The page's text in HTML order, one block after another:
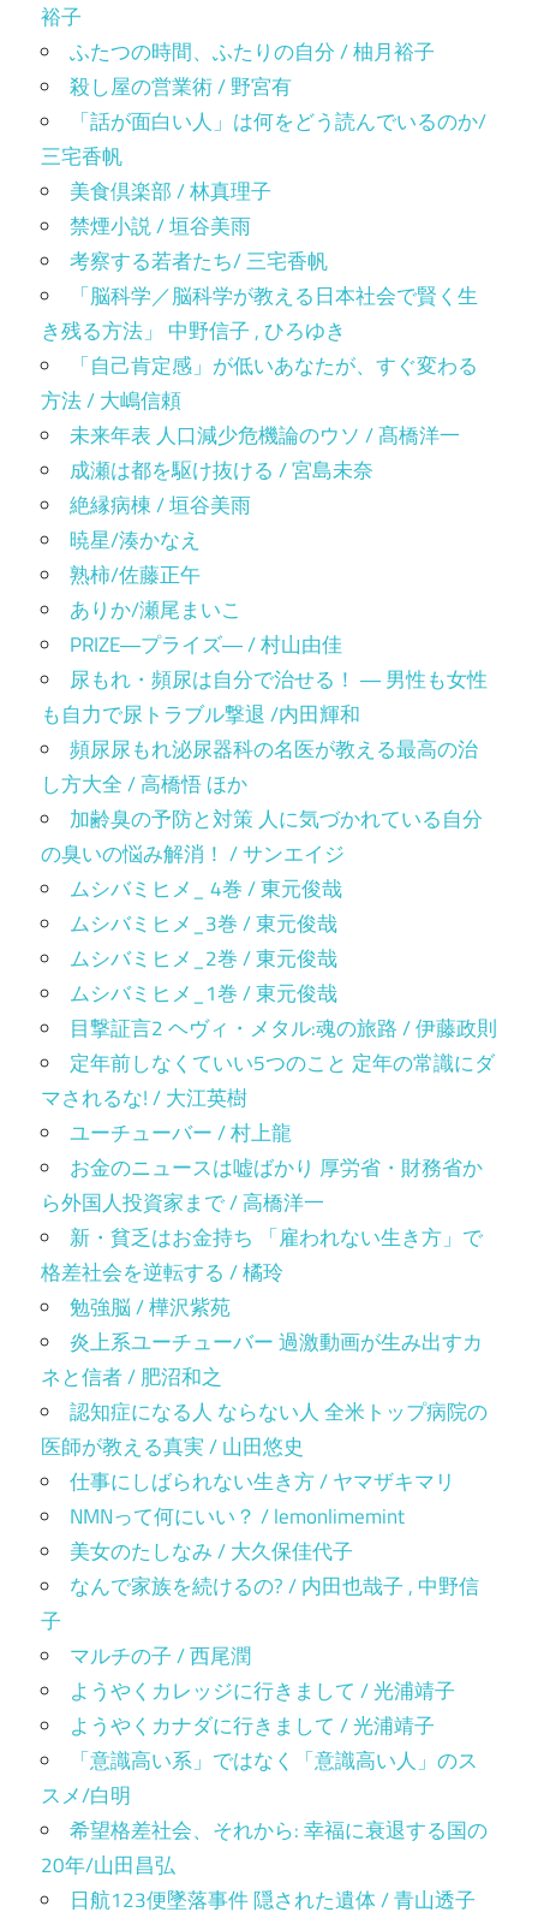
裕子
ふたつの時間、ふたりの自分 / 柚月裕子
殺し屋の営業術 / 野宮有
「話が面白い人」は何をどう読んでいるのか/
三宅香帆
美食倶楽部 / 林真理子
禁煙小説 / 垣谷美雨
考察する若者たち/ 三宅香帆
「脳科学／脳科学が教える日本社会で賢く生
き残る方法」 中野信子 , ひろゆき
「自己肯定感」が低いあなたが、すぐ変わる
方法 / 大嶋信頼
未来年表 人口減少危機論のウソ / 髙橋洋一
成瀬は都を駆け抜ける / 宮島未奈
絶縁病棟 / 垣谷美雨
暁星/湊かなえ
熟柿/佐藤正午
ありか/瀬尾まいこ
PRIZE―プライズ― / 村山由佳
尿もれ・頻尿は自分で治せる！ ― 男性も女性
も自力で尿トラブル撃退 /内田輝和
頻尿尿もれ泌尿器科の名医が教える最高の治
し方大全 / 高橋悟 ほか
加齢臭の予防と対策 人に気づかれている自分
の臭いの悩み解消！ / サンエイジ
ムシバミヒメ_ 4巻 / 東元俊哉
ムシバミヒメ_3巻 / 東元俊哉
ムシバミヒメ_2巻 / 東元俊哉
ムシバミヒメ_1巻 / 東元俊哉
目撃証言2 ヘヴィ・メタル:魂の旅路 / 伊藤政則
定年前しなくていい5つのこと 定年の常識にダ
マされるな! / 大江英樹
ユーチューバー / 村上龍
お金のニュースは嘘ばかり 厚労省・財務省か
ら外国人投資家まで / 高橋洋一
新・貧乏はお金持ち 「雇われない生き方」で
格差社会を逆転する / 橘玲
勉強脳 / 樺沢紫苑
炎上系ユーチューバー 過激動画が生み出すカ
ネと信者 / 肥沼和之
認知症になる人 ならない人 全米トップ病院の
医師が教える真実 / 山田悠史
仕事にしばられない生き方 / ヤマザキマリ
NMNって何にいい？ / lemonlimemint
美女のたしなみ / 大久保佳代子
なんで家族を続けるの? / 内田也哉子 , 中野信
子
マルチの子 / 西尾潤
ようやくカレッジに行きまして / 光浦靖子
ようやくカナダに行きまして / 光浦靖子
「意識高い系」ではなく「意識高い人」のス
スメ/白明
希望格差社会、それから: 幸福に衰退する国の
20年/山田昌弘
日航123便墜落事件 隠された遺体 / 青山透子